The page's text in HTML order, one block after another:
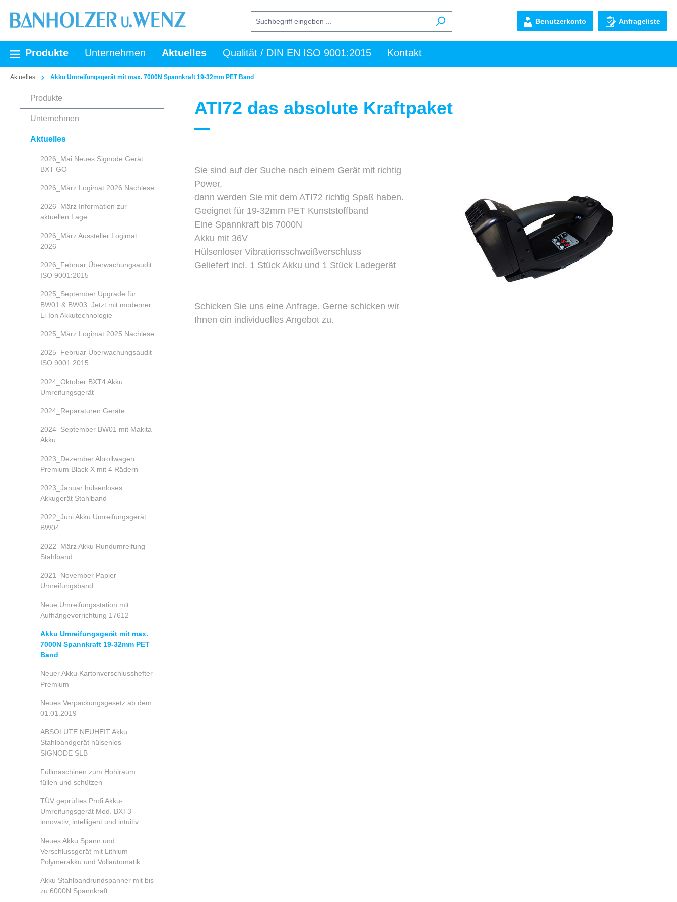
Zur Hauptnavigation springen
Benutzerkonto Anfrageliste
Produkte Unternehmen Aktuelles Qualität / DIN EN ISO 9001:2015 Kontakt
Aktuelles Akku Umreifungsgerät mit max. 7000N Spannkraft 19-32mm PET Band
Produkte
Unternehmen
Aktuelles
2026_Mai Neues Signode Gerät
BXT GO
2026_März Logimat 2026 Nachlese
2026_März Information zur
aktuellen Lage
2026_März Aussteller Logimat
2026
2026_Februar Überwachungsaudit
ISO 9001:2015
2025_September Upgrade für
BW01 & BW03: Jetzt mit moderner
Li-Ion Akkutechnologie
2025_März Logimat 2025 Nachlese
2025_Februar Überwachungsaudit
ISO 9001:2015
2024_Oktober BXT4 Akku
Umreifungsgerät
2024_Reparaturen Geräte
2024_September BW01 mit Makita
Akku
2023_Dezember Abrollwagen
Premium Black X mit 4 Rädern
2023_Januar hülsenloses
Akkugerät Stahlband
2022_Juni Akku Umreifungsgerät
BW04
2022_März Akku Rundumreifung
Stahlband
2021_November Papier
Umreifungsband
Neue Umreifungsstation mit
Äufhängevorrichtung 17612
Akku Umreifungsgerät mit max.
7000N Spannkraft 19-32mm PET
Band
Neuer Akku Kartonverschlusshefter
Premium
Neues Verpackungsgesetz ab dem
01.01.2019
ABSOLUTE NEUHEIT Akku
Stahlbandgerät hülsenlos
SIGNODE SLB
Füllmaschinen zum Hohlraum
füllen und schützen
TÜV geprüftes Profi Akku-
Umreifungsgerät Mod. BXT3 -
innovativ, intelligent und intuitiv
Neues Akku Spann und
Verschlussgerät mit Lithium
Polymerakku und Vollautomatik
Akku Stahlbandrundspanner mit bis
zu 6000N Spannkraft
ATI72 das absolute Kraftpaket
Sie sind auf der Suche nach einem Gerät mit richtig
Power,
dann werden Sie mit dem ATI72 richtig Spaß haben.
Geeignet für 19-32mm PET Kunststoffband
Eine Spannkraft bis 7000N
Akku mit 36V
Hülsenloser Vibrationsschweißverschluss
Geliefert incl. 1 Stück Akku und 1 Stück Ladegerät
Schicken Sie uns eine Anfrage. Gerne schicken wir
Ihnen ein individuelles Angebot zu.